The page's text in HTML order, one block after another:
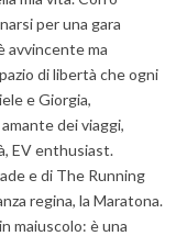
per una gara
avvincente ma
di libertà che ogni
e Giorgia,
dei viaggi,
EV enthusiast.
e di The Running
regina, la Maratona.
maiuscolo: è una